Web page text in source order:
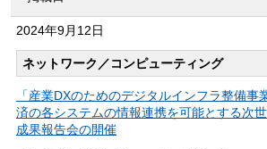
2024年9月12日
ネットワーク／コンピューティング
「産業DXのためのデジタルインフラ整備事
済の各システムの情報連携を可能とする次世
成果報告会の開催